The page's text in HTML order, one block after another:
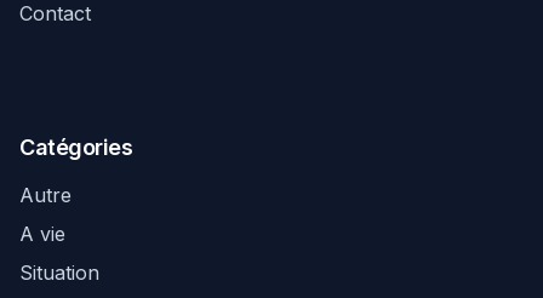
Contact
Catégories
Autre
A vie
Situation